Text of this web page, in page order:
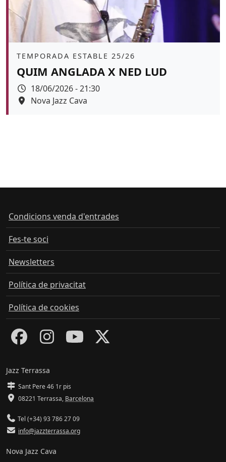
Àmbit
TEMPORADA ESTABLE 25/26
QUIM ANGLADA X NED LUD
Data
18/06/2026 - 21:30
Espai
Nova Jazz Cava
Condicions venda d'entrades
Fes-te soci
Newsletters
Política de privacitat
Política de cookies
Jazz Terrassa
Sant Pere 46 1r pis
08221 Terrassa, Barcelona
Tel (+34) 93 786 27 09
info@jazzterrassa.org
Nova Jazz Cava